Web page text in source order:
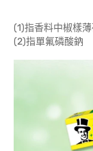
(1)指香料中椒樣
(2)指單氟磷酸鈉